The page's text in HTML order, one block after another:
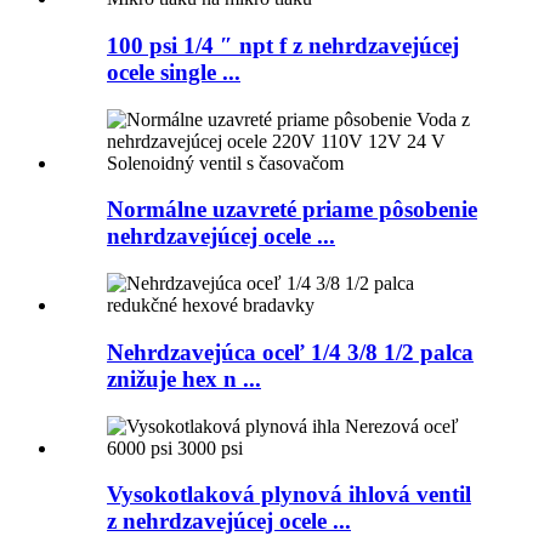
100 psi 1/4 ″ npt f z nehrdzavejúcej
ocele single ...
Normálne uzavreté priame pôsobenie
nehrdzavejúcej ocele ...
Nehrdzavejúca oceľ 1/4 3/8 1/2 palca
znižuje hex n ...
Vysokotlaková plynová ihlová ventil
z nehrdzavejúcej ocele ...